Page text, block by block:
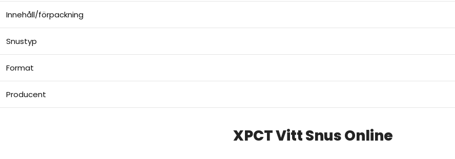
Innehåll/förpackning
Snustyp
Format
Producent
XPCT Vitt Snus Online